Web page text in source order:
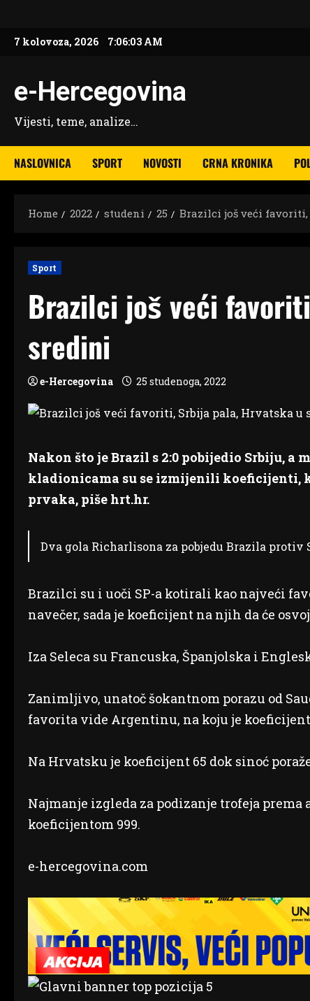
content
7 kolovoza, 2026 7:06:03 AM
e-Hercegovina
Vijesti, teme, analize…
NASLOVNICA SPORT NOVOSTI CRNA KRONIKA
Home 2022 studeni 25 Brazilci još veći
Sport
Brazilci još veći
sredini
e-Hercegovina 25 studenoga, 2022
Nakon što je Brazil s 2:0 pobijedio Srbiju, a
kladionicama su se izmijenili koeficijenti,
prvaka, piše hrt.hr.
Dva gola Richarlisona za pobjedu Brazila protiv
Brazilci su i uoči SP-a kotirali kao najveći
navečer, sada je koeficijent na njih da će
Iza Seleca su Francuska, Španjolska i
Zanimljivo, unatoč šokantnom porazu od
favorita vide Argentinu, na koju je
Na Hrvatsku je koeficijent 65 dok sinoć
Najmanje izgleda za podizanje trofeja
koeficijentom 999.
e-hercegovina.com